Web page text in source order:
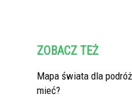
ZOBACZ TEŻ
Mapa świata dla
mieć?